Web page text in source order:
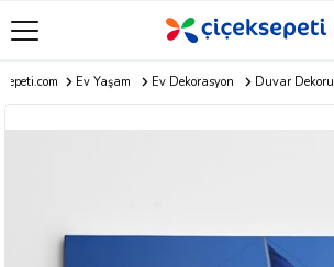
Ev Yaşam Ev Dekorasyon Duvar Dekoru